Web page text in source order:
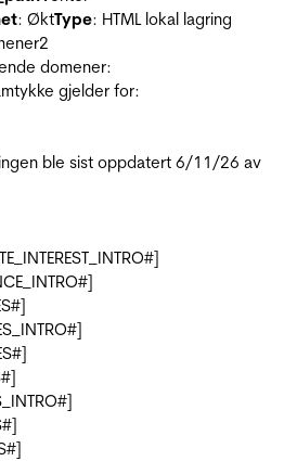
: ØktType: HTML lokal lagring
2
domener:
gjelder for:
ble sist oppdatert 6/11/26 av